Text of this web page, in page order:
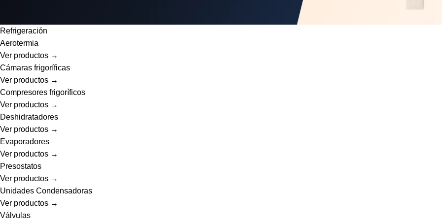
Refrigeración
Aerotermia
Ver productos →
Cámaras frigoríficas
Ver productos →
Compresores frigoríficos
Ver productos →
Deshidratadores
Ver productos →
Evaporadores
Ver productos →
Presostatos
Ver productos →
Unidades Condensadoras
Ver productos →
Válvulas